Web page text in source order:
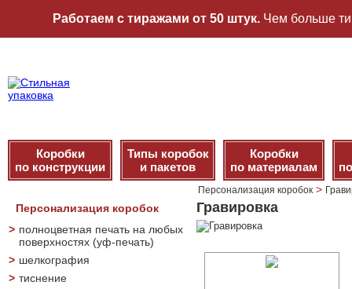
Работаем с тиражами от 50 штук. Чем больше
Коробки
по конструкции
Типы коробок
и пакетов
Коробки
по материалам
Персонализация коробок >
Персонализация коробок
> полноцветная печать на любых
поверхностях (уф-печать)
> шелкография
> тиснение
Гравировка